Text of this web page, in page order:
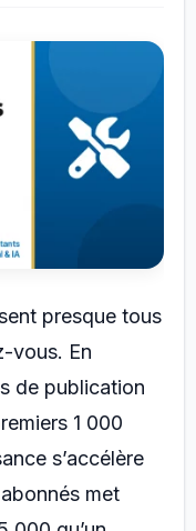
presque tous
vous. En
de publication
1 000
s’accélère
met